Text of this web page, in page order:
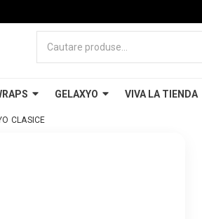
GELAXYO VIVA LA TIENDA
CLASICE